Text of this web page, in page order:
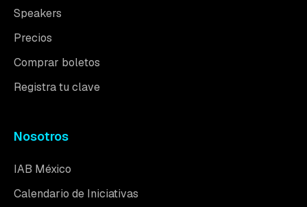
Speakers
Precios
Comprar boletos
Registra tu clave
Nosotros
IAB México
Calendario de Iniciativas